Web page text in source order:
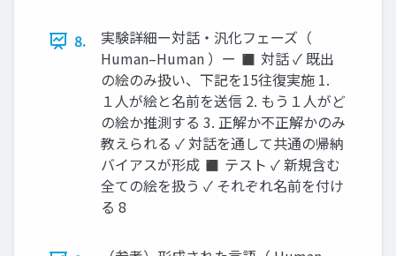
8.
実験詳細ー対話・汎化フェーズ（
Human–Human ）ー ◼ 対話 ✓ 既出
の絵のみ扱い、下記を15往復実施 1.
１人が絵と名前を送信 2. もう１人がど
の絵か推測する 3. 正解か不正解かのみ
教えられる ✓ 対話を通して共通の帰納
バイアスが形成 ◼ テスト ✓ 新規含む
全ての絵を扱う ✓ それぞれ名前を付け
る 8